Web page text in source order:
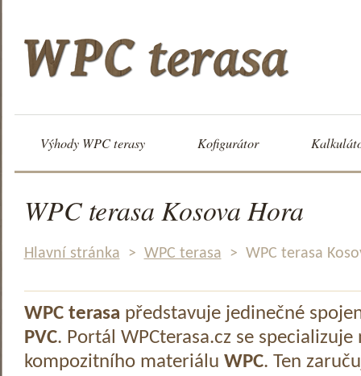
Výhody WPC terasy Kofigurátor
WPC terasa Kosova Hora
Hlavní stránka > WPC terasa > WPC terasa
WPC terasa představuje jedinečné
PVC. Portál WPCterasa.cz se specializuje
kompozitního materiálu WPC. Ten